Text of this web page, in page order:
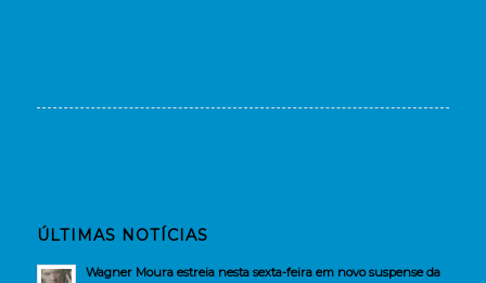
ÚLTIMAS NOTÍCIAS
Wagner Moura estreia nesta sexta-feira em novo suspense da